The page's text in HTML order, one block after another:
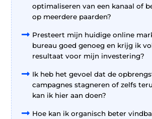
optimaliseren van een kanaal of
op meerdere paarden?
 Presteert mijn huidige online
bureau goed genoeg en krijg ik
resultaat voor mijn investering?
 Ik heb het gevoel dat de
campagnes stagneren of zelfs
kan ik hier aan doen?
 Hoe kan ik organisch beter